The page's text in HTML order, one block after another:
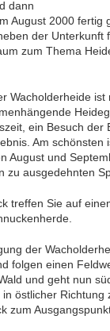
dann
August 2000 fertig
der Unterkunft
zum Thema
Wacholderheide
ein Besuch der
Am
August und
zu ausgedehnten
treffen Sie auf
der
folgen einen
und geht nun
östlicher
zum